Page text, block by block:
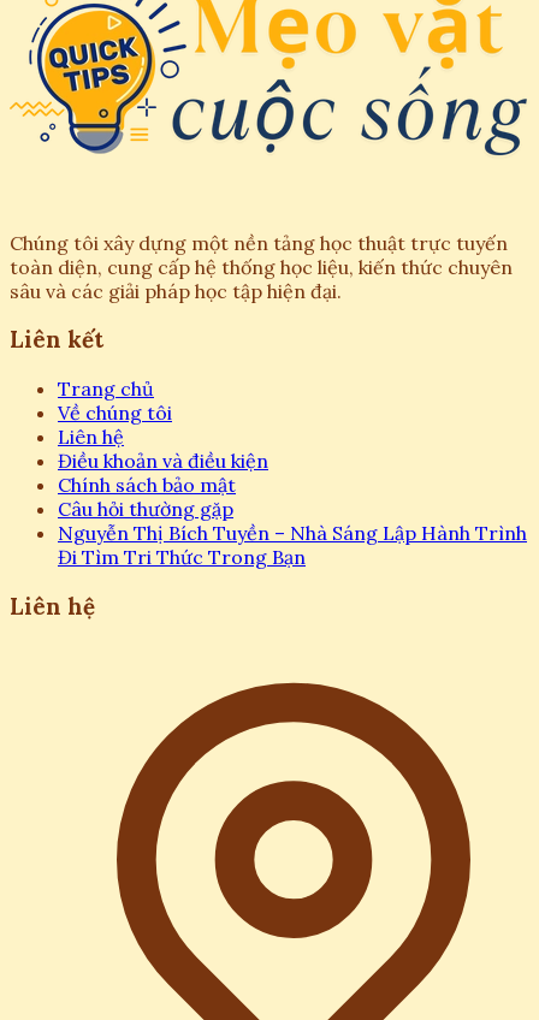
Chúng tôi xây dựng một nền tảng học thuật trực tuyến
toàn diện, cung cấp hệ thống học liệu, kiến thức chuyên
sâu và các giải pháp học tập hiện đại.
Liên kết
Trang chủ
Về chúng tôi
Liên hệ
Điều khoản và điều kiện
Chính sách bảo mật
Câu hỏi thường gặp
Nguyễn Thị Bích Tuyền – Nhà Sáng Lập Hành Trình
Đi Tìm Tri Thức Trong Bạn
Liên hệ